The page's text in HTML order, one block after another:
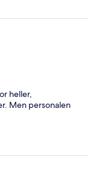
heller,
Men personalen